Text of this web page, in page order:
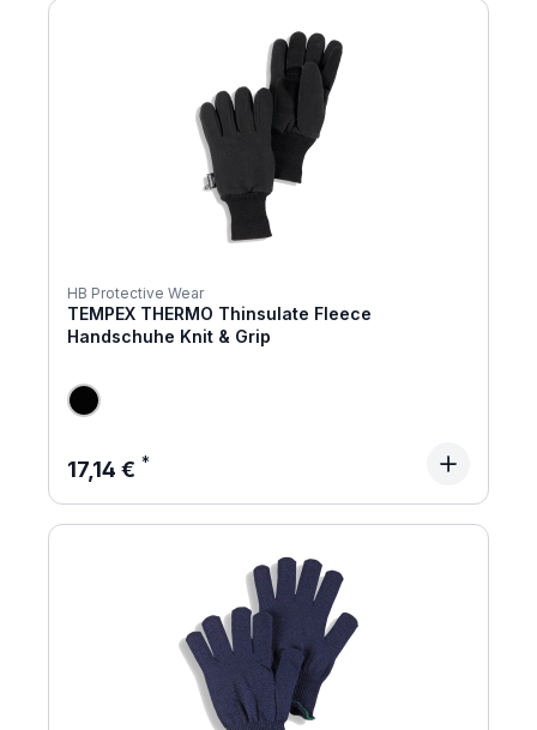
HB Protective Wear
TEMPEX THERMO Thinsulate Fleece
Handschuhe Knit & Grip
Regulärer Preis:
17,14 €